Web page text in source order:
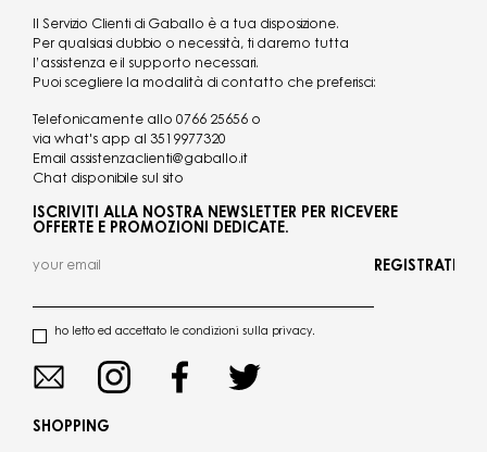
Il Servizio Clienti di Gaballo è a tua disposizione.
Per qualsiasi dubbio o necessità, ti daremo tutta
l’assistenza e il supporto necessari.
Puoi scegliere la modalità di contatto che preferisci:
Telefonicamente allo 0766 25656 o
via what's app al 3519977320
Email assistenzaclienti@gaballo.it
Chat disponibile sul sito
ISCRIVITI ALLA NOSTRA NEWSLETTER PER RICEVERE
OFFERTE E PROMOZIONI DEDICATE.
ho letto ed accettato le condizioni sulla privacy.
REGISTRATI
SHOPPING